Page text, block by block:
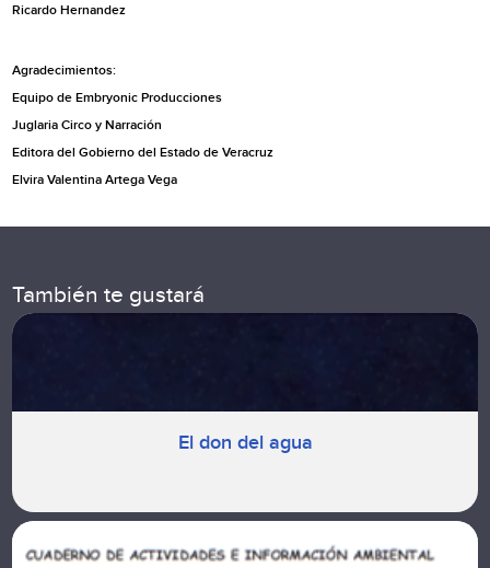
Ricardo Hernandez
Agradecimientos:
Equipo de Embryonic Producciones
Juglaria Circo y Narración
Editora del Gobierno del Estado de Veracruz
Elvira Valentina Artega Vega
También te gustará
El don del agua